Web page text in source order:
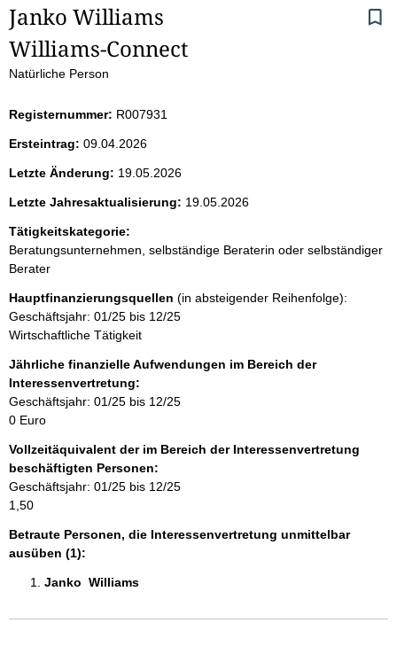
S
e
t
e
n
i
n
h
a
l
t
Janko Williams
Williams-Connect
Natürliche Person
Registernummer: R007931
Ersteintrag: 09.04.2026
Letzte Änderung: 19.05.2026
Letzte Jahresaktualisierung: 19.05.2026
Tätigkeitskategorie:
Beratungsunternehmen, selbständige Beraterin oder selbständiger
Berater
Hauptfinanzierungsquellen (in absteigender Reihenfolge):
Geschäftsjahr: 01/25 bis 12/25
Wirtschaftliche Tätigkeit
Jährliche finanzielle Aufwendungen im Bereich der
Interessenvertretung:
Geschäftsjahr: 01/25 bis 12/25
0 Euro
Vollzeitäquivalent der im Bereich der Interessenvertretung
beschäftigten Personen:
Geschäftsjahr: 01/25 bis 12/25
1,50
Betraute Personen, die Interessenvertretung unmittelbar
ausüben (1):
Janko  Williams